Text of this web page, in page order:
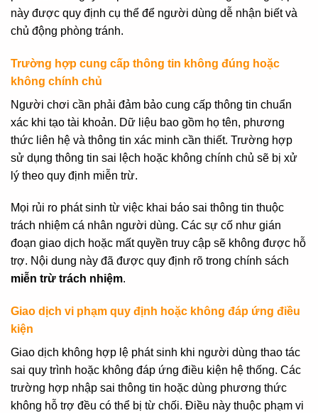
này được quy định cụ thể để người dùng dễ nhận biết và
chủ động phòng tránh.
Trường hợp cung cấp thông tin không đúng hoặc
không chính chủ
Người chơi cần phải đảm bảo cung cấp thông tin chuẩn
xác khi tạo tài khoản. Dữ liệu bao gồm họ tên, phương
thức liên hệ và thông tin xác minh cần thiết. Trường hợp
sử dụng thông tin sai lệch hoặc không chính chủ sẽ bị xử
lý theo quy định miễn trừ.
Mọi rủi ro phát sinh từ việc khai báo sai thông tin thuộc
trách nhiệm cá nhân người dùng. Các sự cố như gián
đoạn giao dịch hoặc mất quyền truy cập sẽ không được hỗ
trợ. Nội dung này đã được quy định rõ trong chính sách
miễn trừ trách nhiệm.
Giao dịch vi phạm quy định hoặc không đáp ứng điều
kiện
Giao dịch không hợp lệ phát sinh khi người dùng thao tác
sai quy trình hoặc không đáp ứng điều kiện hệ thống. Các
trường hợp nhập sai thông tin hoặc dùng phương thức
không hỗ trợ đều có thể bị từ chối. Điều này thuộc phạm vi